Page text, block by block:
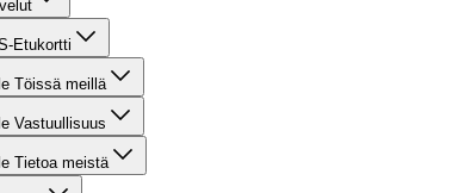
Etukortti
Töissä meillä
Vastuullisuus
Tietoa meistä